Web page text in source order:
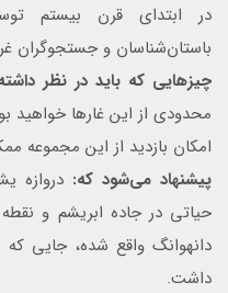
در ابتدای قرن بیستم
باستان‌شناسان و جستجوگران
چیزهایی که باید در نظر
محدودی از این غارها خواهید
امکان بازدید از این
پیشنهاد می‌شود که: دروازه
دانهوانگ واقع شده، جایی
داشت.